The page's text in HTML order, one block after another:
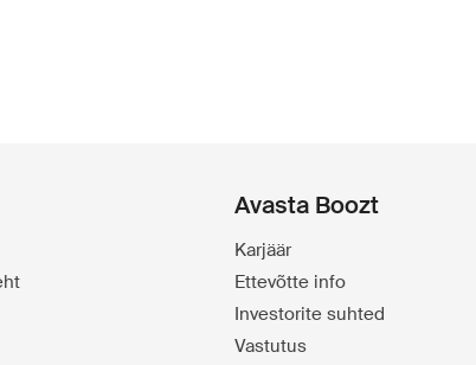
Avasta Boozt
Karjäär
Ettevõtte info
Investorite suhted
Vastutus